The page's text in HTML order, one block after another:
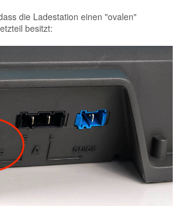
die Ladestation einen "ovalen"
besitzt: